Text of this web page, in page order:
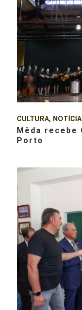
CULTURA,
Mêda
Porto